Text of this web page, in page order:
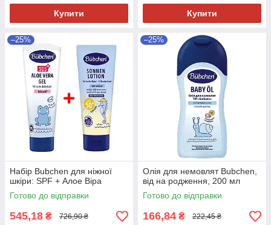
Купити Купити
–25%
Набір Bubchen для ніжної
шкіри: SPF + Алое Віра
Готово до відправки
545,18 ₴ 726,90 ₴
–25%
Олія для немовлят Bubchen,
від на родження, 200 мл
Готово до відправки
166,84 ₴ 222,45 ₴